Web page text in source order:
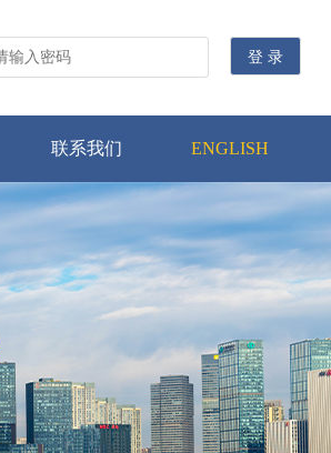
联系我们 ENGLISH